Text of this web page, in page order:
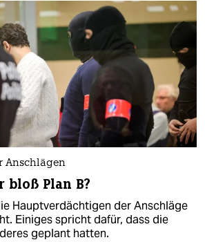
Anschlägen
bloß Plan B?
Hauptverdächtigen der Anschläge
Einiges spricht dafür, dass die
geplant hatten.